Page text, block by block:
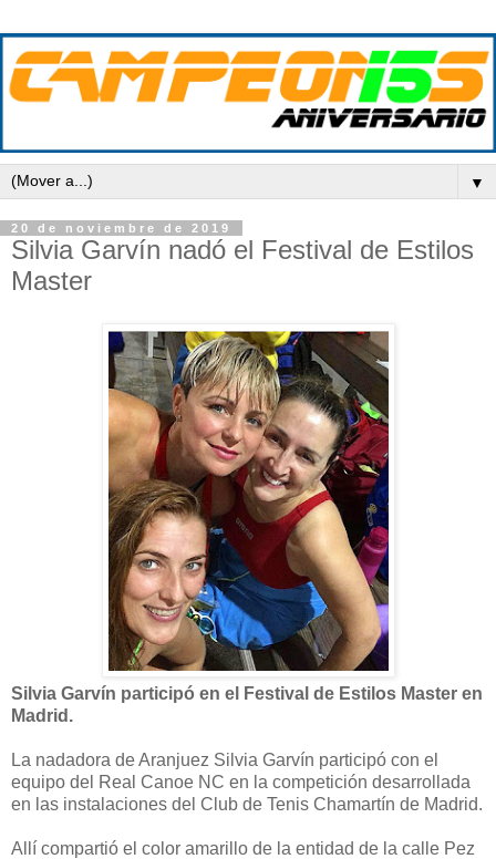
▼
20 de noviembre de 2019
Silvia Garvín nadó el Festival de Estilos
Master
Silvia Garvín participó en el Festival de Estilos Master en
Madrid.
La nadadora de Aranjuez Silvia Garvín participó con el
equipo del Real Canoe NC en la competición desarrollada
en las instalaciones del Club de Tenis Chamartín de Madrid.
Allí compartió el color amarillo de la entidad de la calle Pez